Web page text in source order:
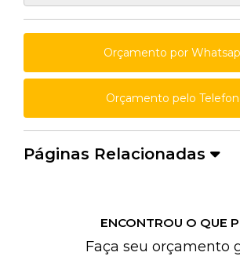
Orçamento por
Orçamento pelo
Páginas Relacionadas
ENCONTROU O QUE
Faça seu orçamento